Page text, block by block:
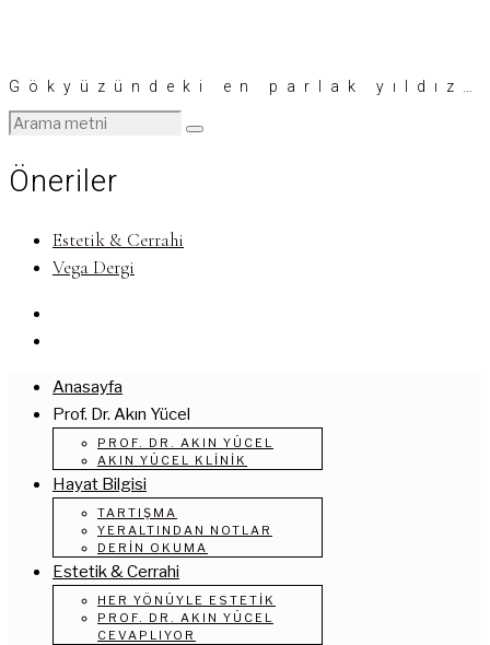
Gökyüzündeki en parlak yıldız…
Öneriler
Estetik & Cerrahi
Vega Dergi
Anasayfa
Prof. Dr. Akın Yücel
PROF. DR. AKIN YÜCEL
AKIN YÜCEL KLINIK
Hayat Bilgisi
TARTIŞMA
YERALTINDAN NOTLAR
DERIN OKUMA
Estetik & Cerrahi
HER YÖNÜYLE ESTETIK
PROF. DR. AKIN YÜCEL
CEVAPLIYOR